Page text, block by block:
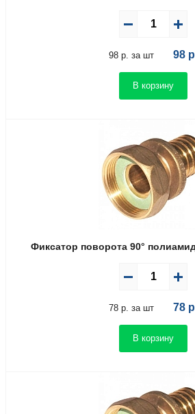
98 р. за шт 98
В корзину
Фиксатор поворота 90°
78 р. за шт 78
В корзину